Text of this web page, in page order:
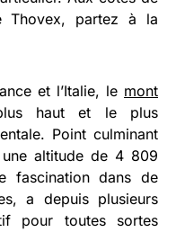
Thovex, partez à la
et l’Italie, le mont
haut et le plus
Point culminant
altitude de 4 809
fascination dans de
a depuis plusieurs
pour toutes sortes